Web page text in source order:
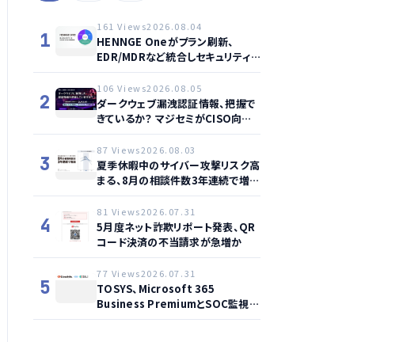
1
161 Views2026.08.04
HENNGE Oneがプラン刷新、
EDR/MDRなど統合しセキュリティ
強化へ
2
106 Views2026.08.05
ダークウェブ漏洩認証情報、把握で
きているか？ マジセミがCISO向け
ウェビナー開催へ
3
87 Views2026.08.03
夏季休暇中のサイバー攻撃リスク高
まる、8月の相談件数3年連続で増加
か
4
81 Views2026.07.31
5月度ネット詐欺リポート発表、QR
コード決済の不当請求が急増か
5
77 Views2026.07.31
TOSYS、Microsoft 365
Business PremiumとSOC監視を
統合した新サービス提供開始